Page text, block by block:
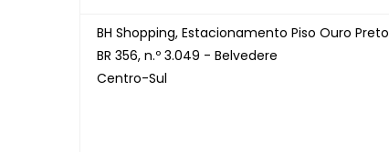
BH Shopping, Estacionamento Piso Ouro Preto
BR 356, n.º 3.049 - Belvedere
Centro-Sul